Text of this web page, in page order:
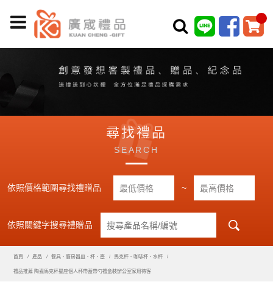
尋找禮品
SEARCH
依照價格範圍尋找禮贈品 ~
依照關鍵字搜尋禮贈品
首頁 產品 餐具、廚房器皿、杯、壺 馬克杯、咖啡杯、水杯
禮品推薦 陶瓷馬克杯星座個人杯帶蓋帶勺禮盒裝辦公室家用待客